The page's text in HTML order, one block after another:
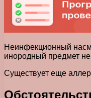
Неинфекционный
инородный предмет не
Существует еще